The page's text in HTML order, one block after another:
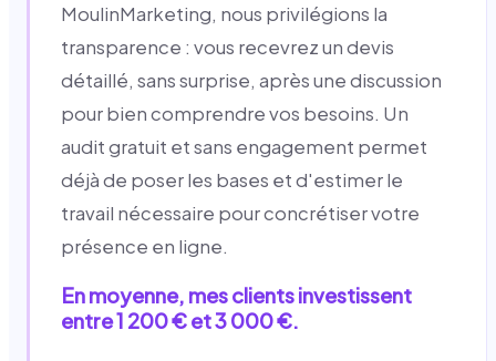
MoulinMarketing, nous privilégions la
transparence : vous recevrez un devis
détaillé, sans surprise, après une discussion
pour bien comprendre vos besoins. Un
audit gratuit et sans engagement permet
déjà de poser les bases et d'estimer le
travail nécessaire pour concrétiser votre
présence en ligne.
En moyenne, mes clients investissent
entre 1 200 € et 3 000 €.